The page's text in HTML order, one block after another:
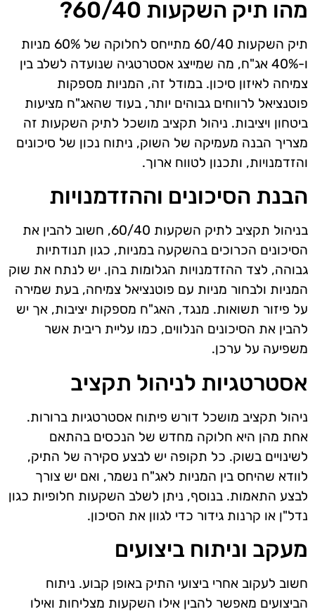
מהו תיק השקעות 60/40?
תיק השקעות 60/40 מתייחס לחלוקה של 60% מניות
ו-40% אג"ח, מה שמייצג אסטרטגיה שנועדה לשלב בין
צמיחה לאיזון סיכון. במודל זה, המניות מספקות
פוטנציאל לרווחים גבוהים יותר, בעוד שהאג"ח מציעות
ביטחון ויציבות. ניהול תקציב מושכל לתיק השקעות זה
מצריך הבנה מעמיקה של השוק, ניתוח נכון של סיכונים
והזדמנויות, ותכנון לטווח ארוך.
הבנת הסיכונים וההזדמנויות
בניהול תקציב לתיק השקעות 60/40, חשוב להבין את
הסיכונים הכרוכים בהשקעה במניות, כגון תנודתיות
גבוהה, לצד ההזדמנויות הגלומות בהן. יש לנתח את שוק
המניות ולבחור מניות עם פוטנציאל צמיחה, בעת שמירה
על פיזור תשואות. מנגד, האג"ח מספקות יציבות, אך יש
להבין את הסיכונים הנלווים, כמו עליית ריבית אשר
משפיעה על ערכן.
אסטרטגיות לניהול תקציב
ניהול תקציב מושכל דורש פיתוח אסטרטגיות ברורות.
אחת מהן היא חלוקה מחדש של הנכסים בהתאם
לשינויים בשוק. כל תקופה יש לבצע סקירה של התיק,
לוודא שהיחס בין המניות לאג"ח נשמר, ואם יש צורך
לבצע התאמות. בנוסף, ניתן לשלב השקעות חלופיות כגון
נדל"ן או קרנות גידור כדי לגוון את הסיכון.
מעקב וניתוח ביצועים
חשוב לעקוב אחרי ביצועי התיק באופן קבוע. ניתוח
הביצועים מאפשר להבין אילו השקעות מצליחות ואילו